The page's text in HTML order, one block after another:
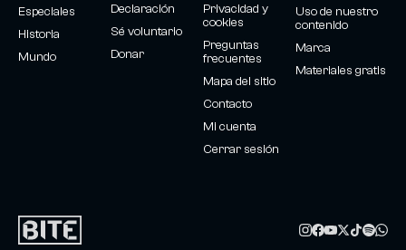
Especiales
Historia
Mundo
Declaración
Sé voluntario
Donar
Privacidad y
cookies
Preguntas
frecuentes
Mapa del sitio
Contacto
Mi cuenta
Cerrar sesión
Uso de nuestro
contenido
Marca
Materiales gratis